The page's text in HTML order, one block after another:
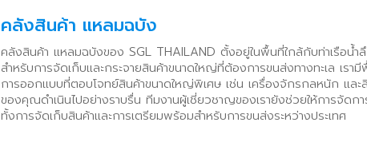
คลังสินค้า แหลมฉบัง
คลังสินค้า แหลมฉบังของ SGL THAILAND ตั้งอยู่ในพื้นที่ใกล้กับท่าเรือน้ำ
สำหรับการจัดเก็บและกระจายสินค้าขนาดใหญ่ที่ต้องการขนส่งทางทะเล เรา
การออกแบบที่ตอบโจทย์สินค้าขนาดใหญ่พิเศษ เช่น เครื่องจักรกลหนัก และ
ของคุณดำเนินไปอย่างราบรื่น ทีมงานผู้เชี่ยวชาญของเรายังช่วยให้การจัดก
ทั้งการจัดเก็บสินค้าและการเตรียมพร้อมสำหรับการขนส่งระหว่างประเทศ